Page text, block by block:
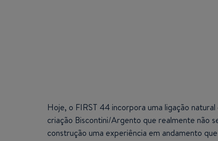
Hoje, o FIRST 44 incorpora uma ligação
criação Biscontini/Argento que realmente não
construção uma experiência em andamento